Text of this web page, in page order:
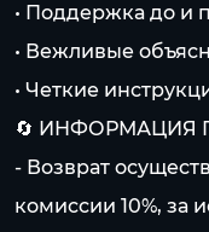
• Поддержка до и
• Вежливые
• Четкие
🔄 ИНФОРМАЦИЯ
- Возврат
комиссии 10%, за